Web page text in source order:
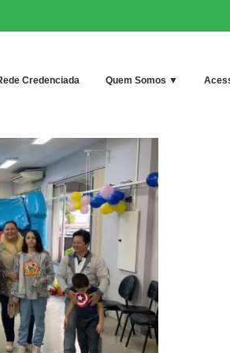
Credenciada Quem Somos ▼